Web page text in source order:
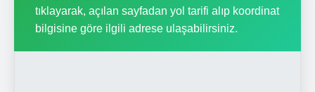
tıklayarak, açılan sayfadan yol tarifi alıp koordinat
bilgisine göre ilgili adrese ulaşabilirsiniz.